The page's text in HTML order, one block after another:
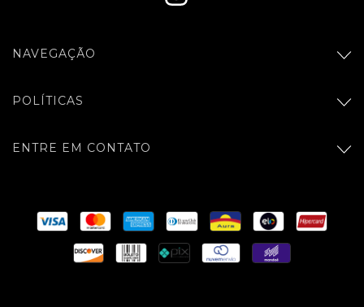
NAVEGAÇÃO
POLÍTICAS
ENTRE EM CONTATO